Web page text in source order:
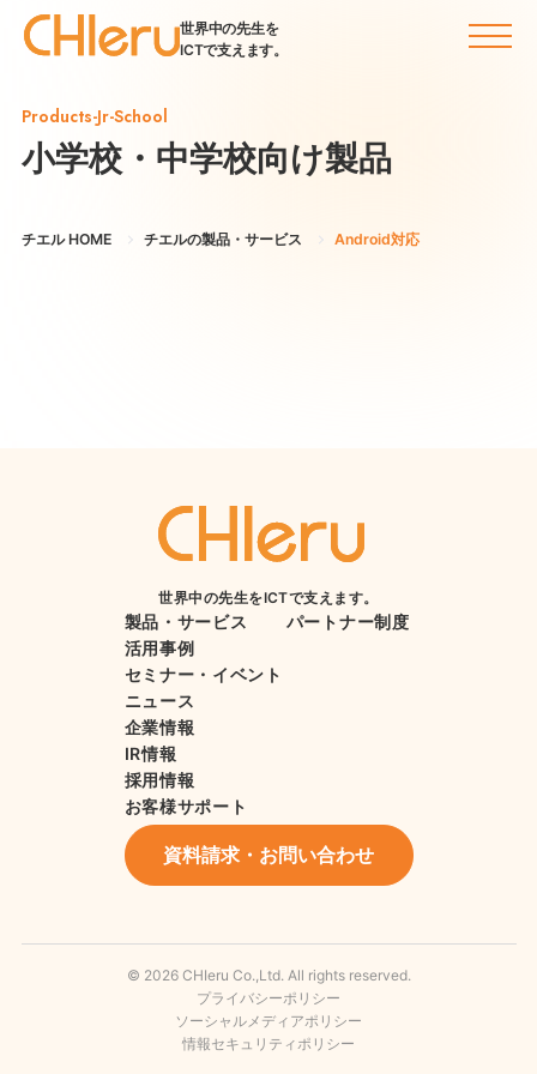
世界中の先生を
ICTで支えます。
Products-Jr-School
小学校・中学校向け製品
チエル HOME チエルの製品・サービス Android対応
世界中の先生をICTで支えます。
製品・サービス
活用事例
セミナー・イベント
ニュース
企業情報
IR情報
採用情報
お客様サポート
パートナー制度
資料請求・お問い合わせ
© 2026 CHIeru Co.,Ltd. All rights reserved.
プライバシーポリシー
ソーシャルメディアポリシー
情報セキュリティポリシー